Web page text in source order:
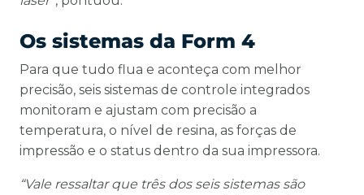
Os sistemas da Form 4
Para que tudo flua e aconteça com melhor
precisão, seis sistemas de controle integrados
monitoram e ajustam com precisão a
temperatura, o nível de resina, as forças de
impressão e o status dentro da sua impressora.
“Vale ressaltar que três dos seis sistemas são